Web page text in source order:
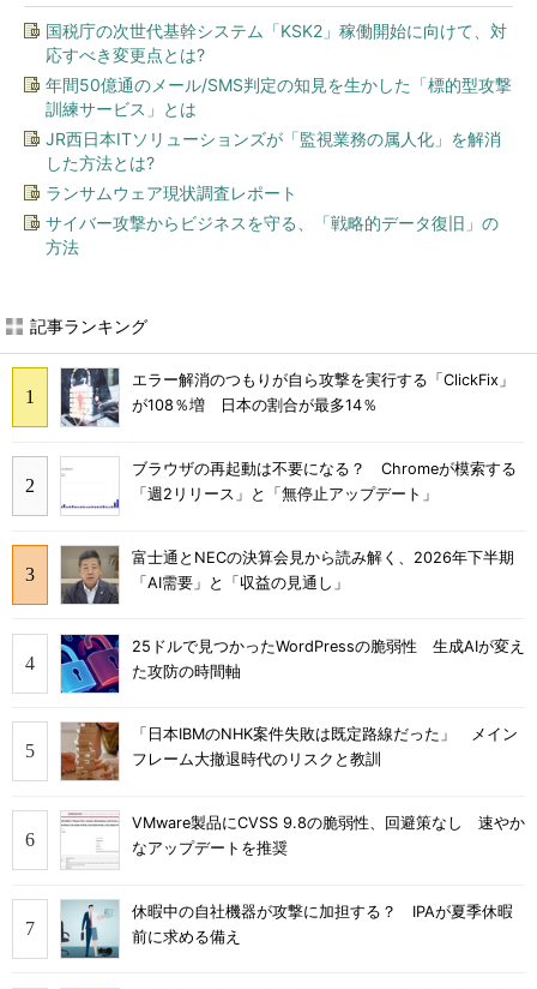
国税庁の次世代基幹システム「KSK2」稼働開始に向けて、対
応すべき変更点とは?
年間50億通のメール/SMS判定の知見を生かした「標的型攻撃
訓練サービス」とは
JR西日本ITソリューションズが「監視業務の属人化」を解消
した方法とは?
ランサムウェア現状調査レポート
サイバー攻撃からビジネスを守る、「戦略的データ復旧」の
方法
記事ランキング
エラー解消のつもりが自ら攻撃を実行する「ClickFix」
が108％増 日本の割合が最多14％
ブラウザの再起動は不要になる？ Chromeが模索する
「週2リリース」と「無停止アップデート」
富士通とNECの決算会見から読み解く、2026年下半期
「AI需要」と「収益の見通し」
25ドルで見つかったWordPressの脆弱性 生成AIが変え
た攻防の時間軸
「日本IBMのNHK案件失敗は既定路線だった」 メイン
フレーム大撤退時代のリスクと教訓
VMware製品にCVSS 9.8の脆弱性、回避策なし 速やか
なアップデートを推奨
休暇中の自社機器が攻撃に加担する？ IPAが夏季休暇
前に求める備え